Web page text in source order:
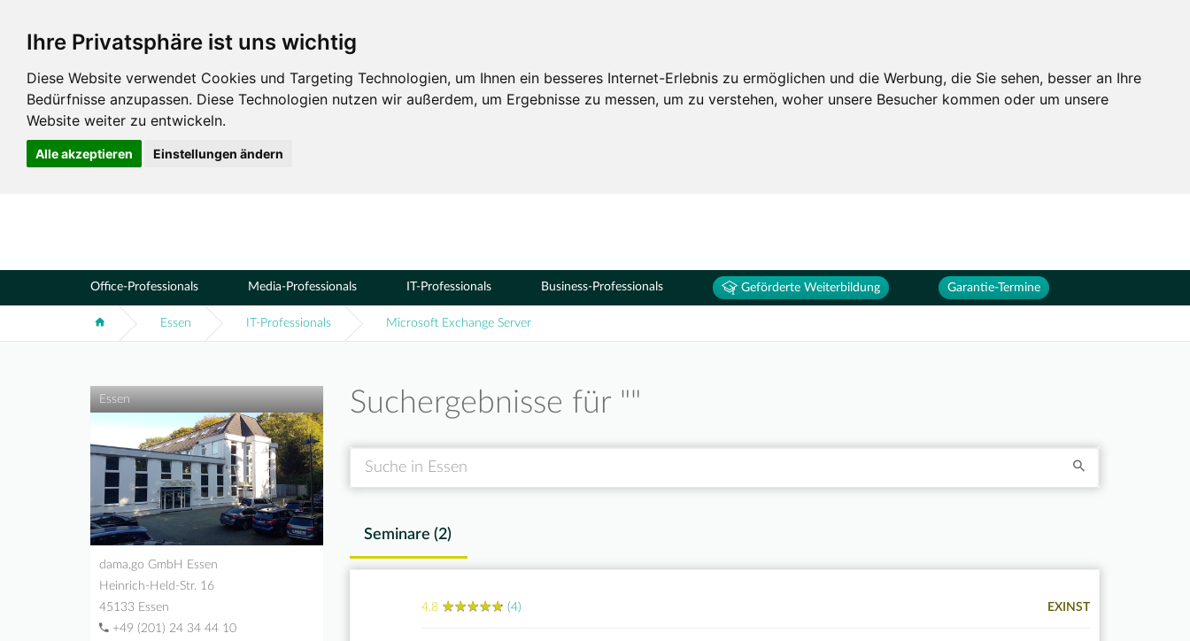
Ihre Privatsphäre ist uns wichtig
Diese Website verwendet Cookies und Targeting Technologien, um Ihnen ein besseres Internet-Erlebnis zu ermöglichen und die Werbung, die Sie sehen, besser an Ihre
Bedürfnisse anzupassen. Diese Technologien nutzen wir außerdem, um Ergebnisse zu messen, um zu verstehen, woher unsere Besucher kommen oder um unsere
Website weiter zu entwickeln.
Alle akzeptieren Einstellungen ändern
Standorte
Essen
Office-Professionals Media-Professionals IT-Professionals Business-Professionals Geförderte Weiterbildung Garantie-Termine
Essen IT-Professionals Microsoft Exchange Server
Suchergebnisse für ""
Seminare (2)
4.8 ★★★★★
★★★★★ (4) EXINST
Essen
dama.go GmbH Essen
Heinrich-Held-Str. 16
45133 Essen
+49 (201) 24 34 44 10